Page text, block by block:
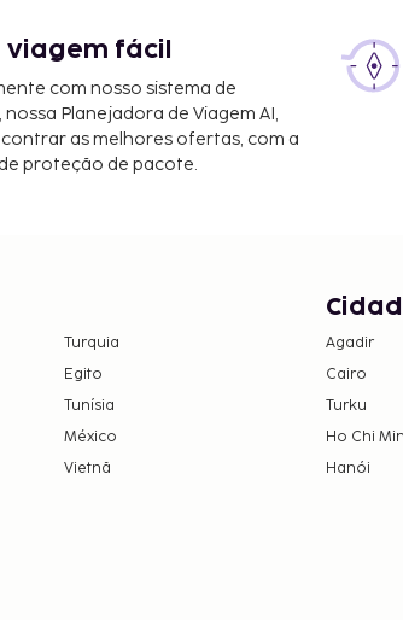
estacionamento grátis no
destaque incluem Wi-fi
chegadas entre a(s) 12:30 e
fácil
com nosso sistema de
nossa Planejadora de Viagem AI,
as melhores ofertas, com a
proteção de pacote.
Turquia
Egito
Tunísia
México
Vietnã
Agadir
Cairo
Turku
Ho Chi
Hanói